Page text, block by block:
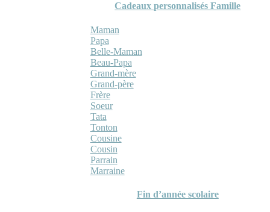
Cadeaux personnalisés Famille
Maman
Papa
Belle-Maman
Beau-Papa
Grand-mère
Grand-père
Frère
Soeur
Tata
Tonton
Cousine
Cousin
Parrain
Marraine
Fin d’année scolaire